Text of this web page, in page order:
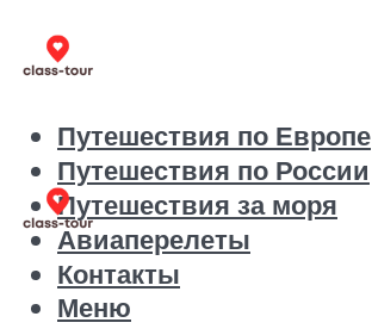
Путешествия по Европе
Путешествия по России
Путешествия за моря
Авиаперелеты
Контакты
Меню